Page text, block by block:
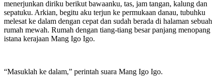
menerjunkan diriku berikut bawaanku, tas, jam tangan, kalung dan
sepatuku. Arkian, begitu aku terjun ke permukaan danau, tubuhku
melesat ke dalam dengan cepat dan sudah berada di halaman sebuah
rumah mewah. Rumah dengan tiang-tiang besar panjang menopang
istana kerajaan Mang Igo Igo.
“Masuklah ke dalam,” perintah suara Mang Igo Igo.